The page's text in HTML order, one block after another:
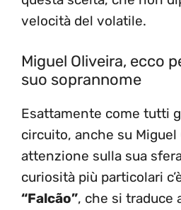
velocità del volatile.
Miguel Oliveira, ecco
suo soprannome
Esattamente come tutti
circuito, anche su Miguel
attenzione sulla sua
curiosità più particolari
“Falcão”, che si traduce